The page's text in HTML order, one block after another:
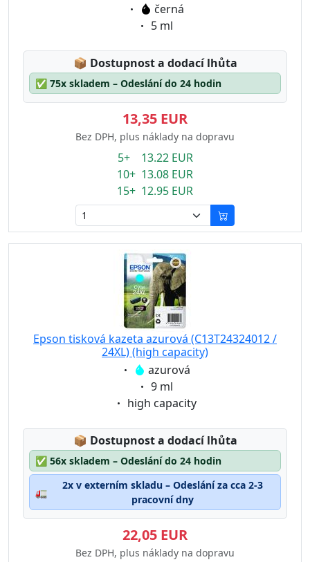
Eigenschaft:
černá
Eigenschaft:
5 ml
📦 Lagerstatus:
Dostupnost a dodací lhůta
✅ 75x skladem – Odeslání do 24 hodin
13,35 EUR
Bez DPH, plus náklady na dopravu
5+ 13.22 EUR
10+ 13.08 EUR
15+ 12.95 EUR
Epson tisková kazeta azurová (C13T24324012 /
24XL) (high capacity)
Eigenschaft:
azurová
Eigenschaft:
9 ml
Eigenschaft:
high capacity
📦 Lagerstatus:
Dostupnost a dodací lhůta
✅ 56x skladem – Odeslání do 24 hodin
🚛
2x v externím skladu – Odeslání za cca 2-3
pracovní dny
22,05 EUR
Bez DPH, plus náklady na dopravu